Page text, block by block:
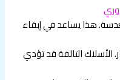
هذا يساعد في إبقاء
الأسلاك التالفة قد تؤدي